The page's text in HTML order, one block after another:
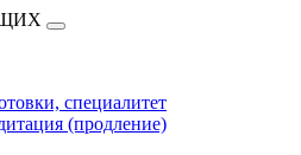
специалитет
(продление)